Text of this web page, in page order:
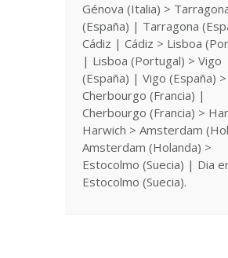
Génova (Italia) >
(España) | Tarragona
Cádiz | Cádiz > Lisboa
| Lisboa (Portugal) > Vigo
(España) | Vigo (España) >
Cherbourgo (Francia) |
Cherbourgo (Francia) >
Harwich > Amsterdam
Amsterdam (Holanda) >
Estocolmo (Suecia) | Dia
Estocolmo (Suecia).